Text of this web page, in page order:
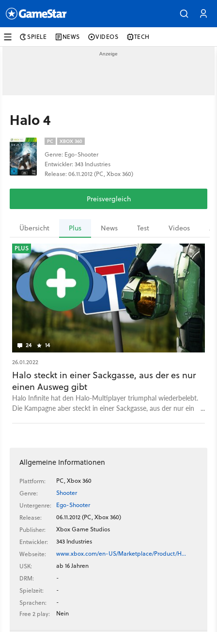
SPIELE NEWS VIDEOS TECH
Halo 4
PC XBOX 360
Genre: Ego-Shooter
Entwickler: 343 Industries
Release: 06.11.2012 (PC, Xbox 360)
Preisvergleich
Übersicht Plus News Test Videos
24 14
PLUS
26.01.2022
Halo steckt in einer Sackgasse, aus der es nur
einen Ausweg gibt
Halo Infinite hat den Halo-Multiplayer triumphal wiederbelebt.
Die Kampagne aber steckt in einer Sackgasse, aus der nur ein
Allgemeine Informationen
Plattform:
PC, Xbox 360
Genre:
Shooter
Untergenre:
Ego-Shooter
Release:
06.11.2012 (PC, Xbox 360)
Publisher:
Xbox Game Studios
Entwickler:
343 Industries
Webseite:
www.xbox.com/en-US/Marketplace/Product/H…
USK:
ab 16 Jahren
DRM:
-
Spielzeit:
-
Sprachen:
-
Free 2 play:
Nein